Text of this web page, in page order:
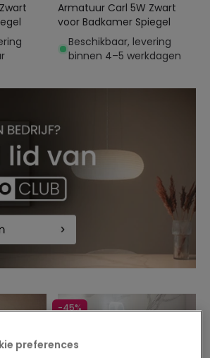
Armatuur Carl 5W Zwart
voor Badkamer Spiegel
Beschikbaar, levering
binnen 4–5 werkdagen
-45%
preferences